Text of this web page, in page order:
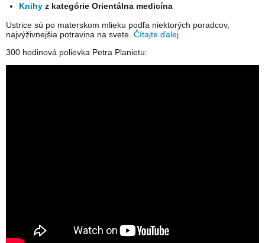
Knihy z kategórie Orientálna medicína
Ustrice sú po materskom mlieku podľa niektorých poradcov,
najvýživnejšia potravina na svete. Čítajte ďalej
300 hodinová polievka Petra Planietu: